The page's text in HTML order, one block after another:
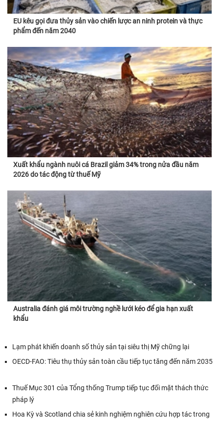
EU kêu gọi đưa thủy sản vào chiến lược an ninh protein và thực
phẩm đến năm 2040
Xuất khẩu ngành nuôi cá Brazil giảm 34% trong nửa đầu năm
2026 do tác động từ thuế Mỹ
Australia đánh giá môi trường nghề lưới kéo để gia hạn xuất
khẩu
Lạm phát khiến doanh số thủy sản tại siêu thị Mỹ chững lại
OECD-FAO: Tiêu thụ thủy sản toàn cầu tiếp tục tăng đến năm 2035
Thuế Mục 301 của Tổng thống Trump tiếp tục đối mặt thách thức
pháp lý
Hoa Kỳ và Scotland chia sẻ kinh nghiệm nghiên cứu hợp tác trong